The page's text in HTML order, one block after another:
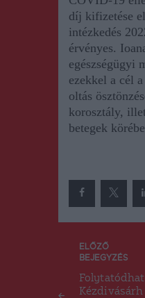
díj kifizetése
intézkedés
érvényes.
egészségügyi
ezekkel a cél
oltás
korosztály,
betegek
Bejegyzés
navigáció
ELŐZŐ
BEJEGYZÉS
Folytatódhat
Kézdivásárh